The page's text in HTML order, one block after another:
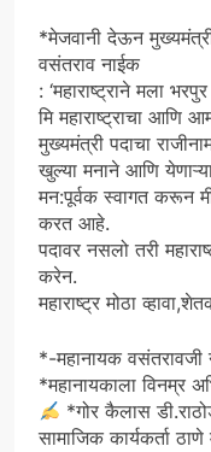
*मेजवानी देऊन
वसंतराव नाईक
: ‘महाराष्ट्राने मला
मि महाराष्ट्राचा आणि
मुख्यमंत्री पदाचा
खुल्या मनाने आणि
मन:पूर्वक स्वागत करून मी
करत आहे.
पदावर नसलो तरी
करेन.
महाराष्ट्र मोठा
*-महानायक वसंतरावजी
*महानायकाला विनम्र
*गोर कैलास
सामाजिक कार्यकर्ता ठाणे